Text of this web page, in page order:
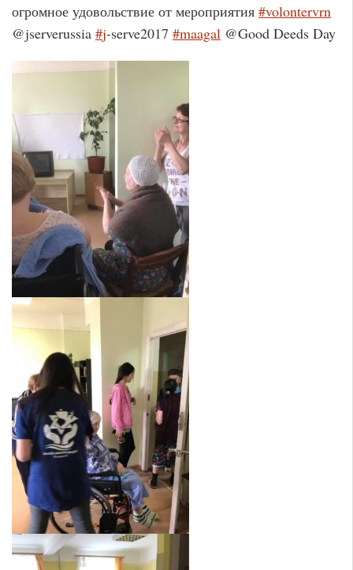
огромное удовольствие от мероприятия #volontervrn
@jserverussia #j-serve2017 #maagal @Good Deeds Day